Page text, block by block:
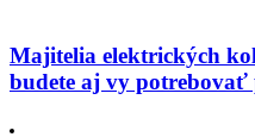
Majitelia elektrických
budete aj vy potrebovať